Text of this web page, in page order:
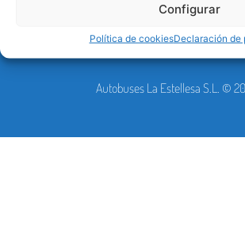
Configurar
Política de cookiesDeclaración de
Autobuses La Estellesa S.L. ©
Pol. Ind. Ipertegui, 7 / 31160